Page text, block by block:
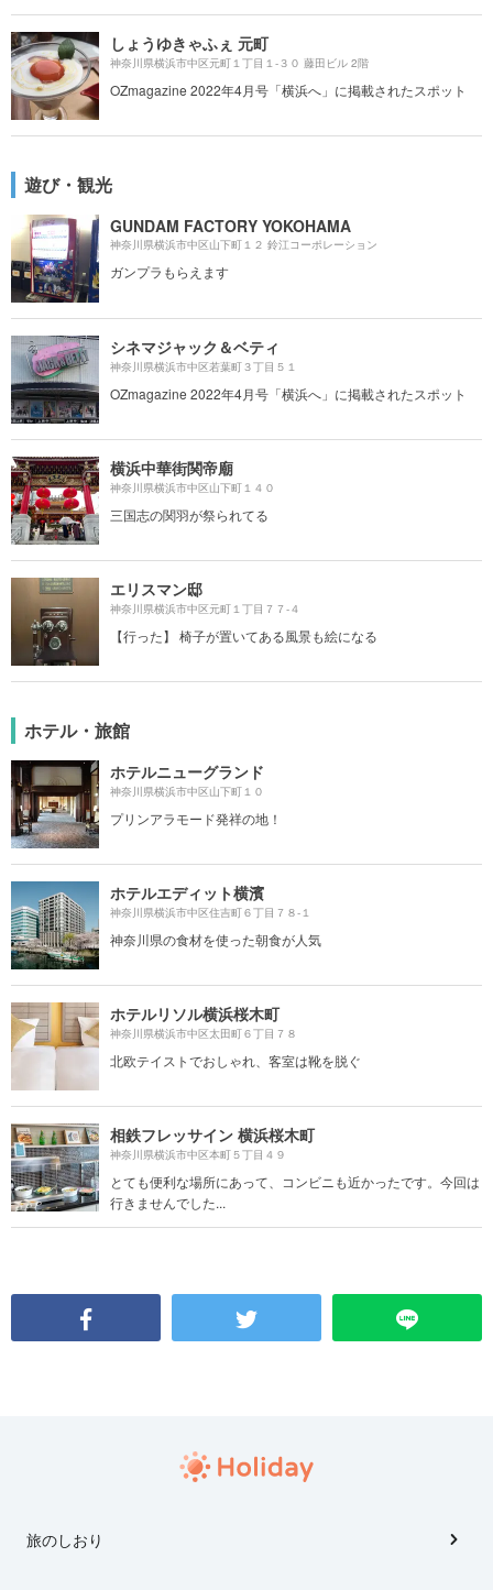
しょうゆきゃふぇ 元町
神奈川県横浜市中区元町１丁目１-３０ 藤田ビル 2階
OZmagazine 2022年4月号「横浜へ」に掲載されたスポット
遊び・観光
GUNDAM FACTORY YOKOHAMA
神奈川県横浜市中区山下町１２ 鈴江コーポレーション
ガンプラもらえます
シネマジャック＆ベティ
神奈川県横浜市中区若葉町３丁目５１
OZmagazine 2022年4月号「横浜へ」に掲載されたスポット
横浜中華街関帝廟
神奈川県横浜市中区山下町１４０
三国志の関羽が祭られてる
エリスマン邸
神奈川県横浜市中区元町１丁目７７-４
【行った】 椅子が置いてある風景も絵になる
ホテル・旅館
ホテルニューグランド
神奈川県横浜市中区山下町１０
プリンアラモード発祥の地！
ホテルエディット横濱
神奈川県横浜市中区住吉町６丁目７８-１
神奈川県の食材を使った朝食が人気
ホテルリソル横浜桜木町
神奈川県横浜市中区太田町６丁目７８
北欧テイストでおしゃれ、客室は靴を脱ぐ
相鉄フレッサイン 横浜桜木町
神奈川県横浜市中区本町５丁目４９
とても便利な場所にあって、コンビニも近かったです。今回は
行きませんでした...
旅のしおり